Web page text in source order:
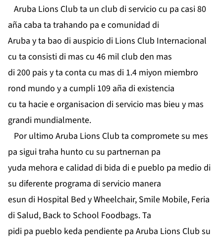
Aruba Lions Club ta un club di servicio cu pa casi 80
aña caba ta trahando pa e comunidad di
Aruba y ta bao di auspicio di Lions Club Internacional
cu ta consisti di mas cu 46 mil club den mas
di 200 pais y ta conta cu mas di 1.4 miyon miembro
rond mundo y a cumpli 109 aña di existencia
cu ta hacie e organisacion di servicio mas bieu y mas
grandi mundialmente.
Por ultimo Aruba Lions Club ta compromete su mes
pa sigui traha hunto cu su partnernan pa
yuda mehora e calidad di bida di e pueblo pa medio di
su diferente programa di servicio manera
esun di Hospital Bed y Wheelchair, Smile Mobile, Feria
di Salud, Back to School Foodbags. Ta
pidi pa pueblo keda pendiente pa Aruba Lions Club su